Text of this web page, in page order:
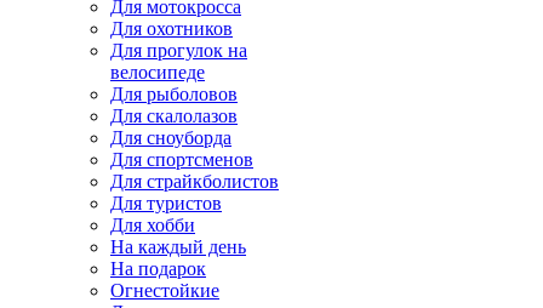
Для мотокросса
Для охотников
Для прогулок на
велосипеде
Для рыболовов
Для скалолазов
Для сноуборда
Для спортсменов
Для страйкболистов
Для туристов
Для хобби
На каждый день
На подарок
Огнестойкие